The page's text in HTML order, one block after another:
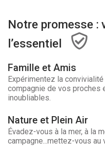
Notre promesse :
l’essentiel
Famille et Amis
Expérimentez la convivialité
compagnie de vos proches
inoubliables.
Nature et Plein Air
Évadez-vous à la mer, à la
campagne...mettez-vous